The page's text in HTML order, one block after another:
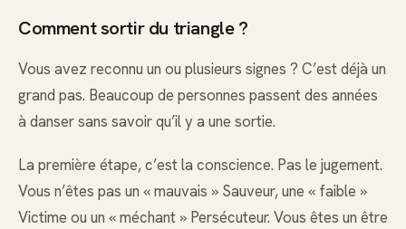
Comment sortir du triangle ?
Vous avez reconnu un ou plusieurs signes ? C’est déjà un
grand pas. Beaucoup de personnes passent des années
à danser sans savoir qu’il y a une sortie.
La première étape, c’est la conscience. Pas le jugement.
Vous n’êtes pas un « mauvais » Sauveur, une « faible »
Victime ou un « méchant » Persécuteur. Vous êtes un être